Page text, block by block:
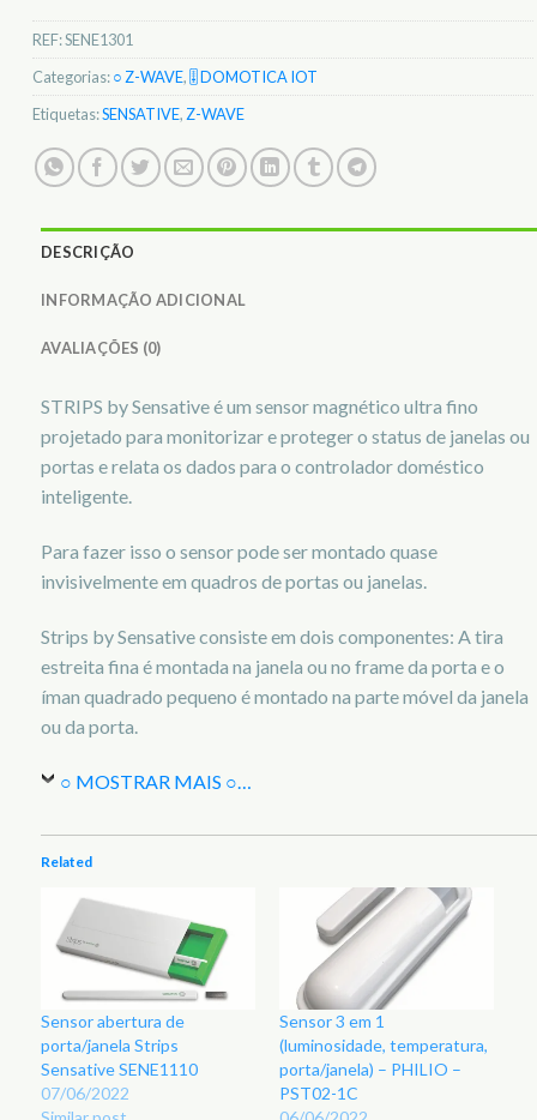
REF:SENE1301
Categorias:○ Z-WAVE, 🎚️ DOMOTICA IOT
Etiquetas:SENSATIVE, Z-WAVE
DESCRIÇÃO
INFORMAÇÃO ADICIONAL
AVALIAÇÕES (0)
STRIPS by Sensative é um sensor magnético ultra fino
projetado para monitorizar e proteger o status de janelas ou
portas e relata os dados para o controlador doméstico
inteligente.
Para fazer isso o sensor pode ser montado quase
invisivelmente em quadros de portas ou janelas.
Strips by Sensative consiste em dois componentes: A tira
estreita fina é montada na janela ou no frame da porta e o
íman quadrado pequeno é montado na parte móvel da janela
ou da porta.
○ MOSTRAR MAIS ○…
Related
Sensor abertura de
porta/janela Strips
Sensative SENE1110
07/06/2022
Sensor 3 em 1
(luminosidade, temperatura,
porta/janela) – PHILIO –
PST02-1C